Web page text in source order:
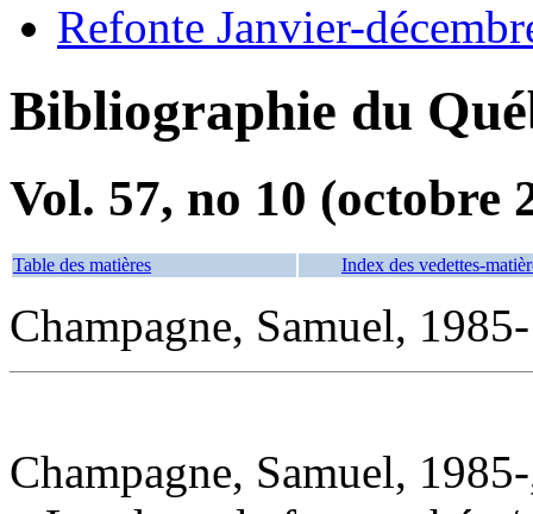
Refonte Janvier-
Bibliographie du
Vol. 57, no 10 (octobre
Table des matières Index des vedettes-
Champagne, Samuel,
Champagne, Samuel,